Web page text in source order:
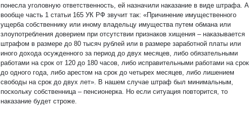
понесла уголовную ответственность, ей назначили наказание в виде штрафа. А
вообще часть 1 статьи 165 УК РФ звучит так: «Причинение имущественного
ущерба собственнику или иному владельцу имущества путем обмана или
злоупотребления доверием при отсутствии признаков хищения – наказывается
штрафом в размере до 80 тысяч рублей или в размере заработной платы или
иного дохода осужденного за период до двух месяцев, либо обязательными
работами на срок от 120 до 180 часов, либо исправительными работами на срок
до одного года, либо арестом на срок до четырех месяцев, либо лишением
свободы на срок до двух лет». В нашем случае штраф был минимальным,
поскольку собственница – пенсионерка. Но если ситуация повторится, то
наказание будет строже.